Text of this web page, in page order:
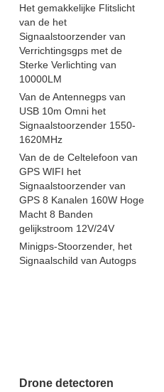
Het gemakkelijke Flitslicht
van de het
Signaalstoorzender van
Verrichtingsgps met de
Sterke Verlichting van
10000LM
Van de Antennegps van
USB 10m Omni het
Signaalstoorzender 1550-
1620MHz
Van de de Celtelefoon van
GPS WIFI het
Signaalstoorzender van
GPS 8 Kanalen 160W Hoge
Macht 8 Banden
gelijkstroom 12V/24V
Minigps-Stoorzender, het
Signaalschild van Autogps
Drone detectoren